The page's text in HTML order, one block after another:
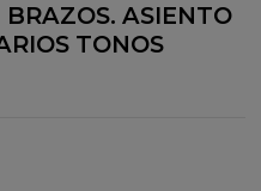
BRAZOS. ASIENTO
TONOS